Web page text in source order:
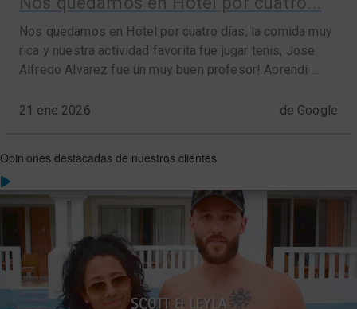
Opiniones destacadas de nuestros clientes